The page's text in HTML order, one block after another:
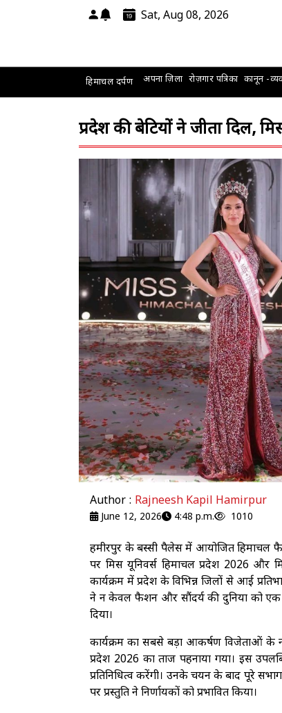
Sat, Aug 08, 2026
हिमाचल दर्पण अपना ज़िला रोज़गार पत्रिका कानून -
प्रदेश की बेटियों ने जीता दिल,
Author : Rajneesh Kapil Hamirpur
June 12, 2026 4:48 p.m. 1010
हमीरपुर के बस्सी पैलेस में आयोजित हिमाचल
पर मिस यूनिवर्स हिमाचल प्रदेश 2026 और
कार्यक्रम में प्रदेश के विभिन्न जिलों से आई
ने न केवल फैशन और सौंदर्य की दुनिया को एक
दिया।
कार्यक्रम का सबसे बड़ा आकर्षण विजेताओं के
प्रदेश 2026 का ताज पहनाया गया। इस
प्रतिनिधित्व करेंगी। उनके चयन के बाद पूरे
पर प्रस्तुति ने निर्णायकों को प्रभावित किया।